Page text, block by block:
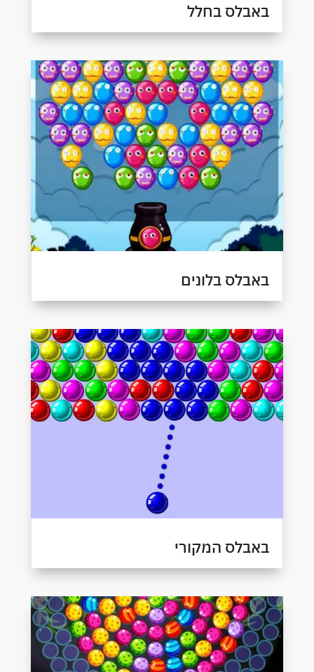
באבלס בחלל
באבלס בלונים
באבלס המקורי